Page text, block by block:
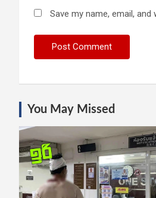
Save my name, email,
You May Missed